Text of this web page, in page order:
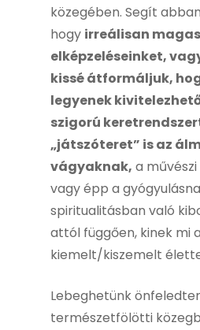
közegében. Segít
hogy irreálisan magas
elképzeléseinket,
kissé átformáljuk,
legyenek
szigorú
„játszóteret” is az
vágyaknak, a
vagy épp a
spiritualitásban való
attól függően, kinek mi a
kiemelt/kiszemelt
Lebeghetünk
természetfölötti